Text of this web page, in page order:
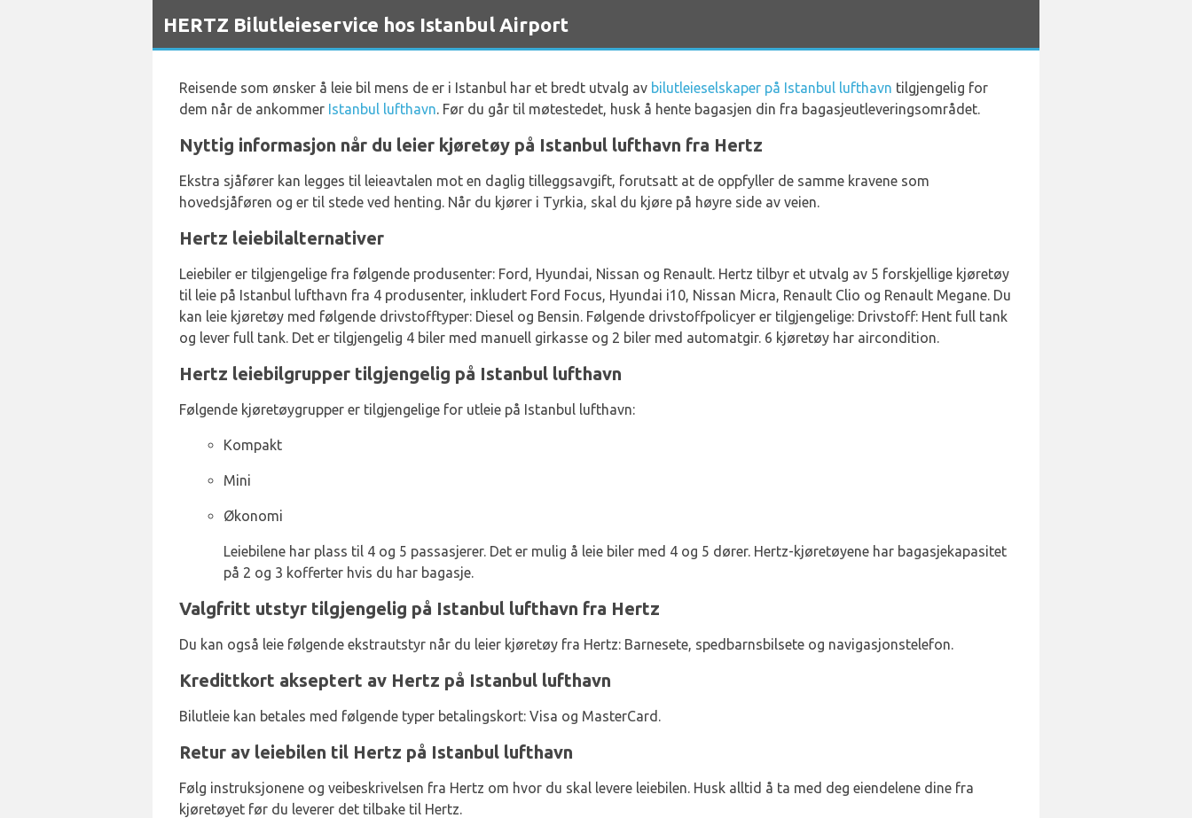
HERTZ Bilutleieservice hos Istanbul Airport
Reisende som ønsker å leie bil mens de er i Istanbul har et bredt utvalg av bilutleieselskaper på Istanbul lufthavn tilgjengelig for
dem når de ankommer Istanbul lufthavn. Før du går til møtestedet, husk å hente bagasjen din fra bagasjeutleveringsområdet.
Nyttig informasjon når du leier kjøretøy på Istanbul lufthavn fra Hertz
Ekstra sjåfører kan legges til leieavtalen mot en daglig tilleggsavgift, forutsatt at de oppfyller de samme kravene som
hovedsjåføren og er til stede ved henting. Når du kjører i Tyrkia, skal du kjøre på høyre side av veien.
Hertz leiebilalternativer
Leiebiler er tilgjengelige fra følgende produsenter: Ford, Hyundai, Nissan og Renault. Hertz tilbyr et utvalg av 5 forskjellige kjøretøy
til leie på Istanbul lufthavn fra 4 produsenter, inkludert Ford Focus, Hyundai i10, Nissan Micra, Renault Clio og Renault Megane. Du
kan leie kjøretøy med følgende drivstofftyper: Diesel og Bensin. Følgende drivstoffpolicyer er tilgjengelige: Drivstoff: Hent full tank
og lever full tank. Det er tilgjengelig 4 biler med manuell girkasse og 2 biler med automatgir. 6 kjøretøy har aircondition.
Hertz leiebilgrupper tilgjengelig på Istanbul lufthavn
Følgende kjøretøygrupper er tilgjengelige for utleie på Istanbul lufthavn:
Kompakt
Mini
Økonomi
Leiebilene har plass til 4 og 5 passasjerer. Det er mulig å leie biler med 4 og 5 dører. Hertz-kjøretøyene har bagasjekapasitet
på 2 og 3 kofferter hvis du har bagasje.
Valgfritt utstyr tilgjengelig på Istanbul lufthavn fra Hertz
Du kan også leie følgende ekstrautstyr når du leier kjøretøy fra Hertz: Barnesete, spedbarnsbilsete og navigasjonstelefon.
Kredittkort akseptert av Hertz på Istanbul lufthavn
Bilutleie kan betales med følgende typer betalingskort: Visa og MasterCard.
Retur av leiebilen til Hertz på Istanbul lufthavn
Følg instruksjonene og veibeskrivelsen fra Hertz om hvor du skal levere leiebilen. Husk alltid å ta med deg eiendelene dine fra
kjøretøyet før du leverer det tilbake til Hertz.